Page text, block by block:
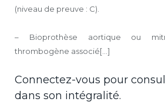
(niveau de preuve : C).
– Bioprothèse aortique ou
thrombogène associé[...]
Connectez-vous pour
dans son intégralité.